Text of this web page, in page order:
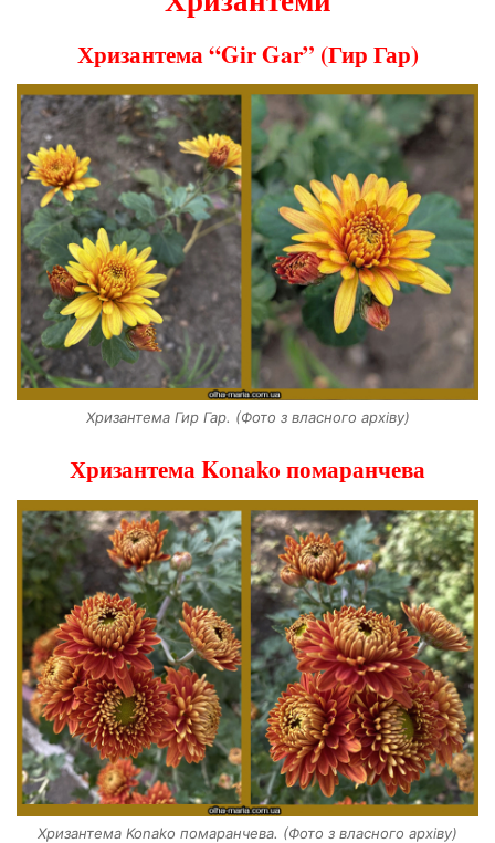
Хризантема “Gir Gar” (Гир Гар)
Хризантема Гир Гар. (Фото з власного архіву)
Хризантема Konako помаранчева
Хризантема Konako помаранчева. (Фото з власного архіву)